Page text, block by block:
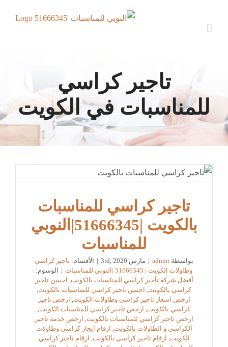
تاجير كراسي
للمناسبات في الكويت
تاجير كراسي للمناسبات
بالكويت |51666345|النوبي
للمناسبات
بواسطة admin
| مارس 3rd, 2020 | الأقسام: تاجير كراسي
وطاولات الكويت | 51666345 |النوبي للمناسبات
|
الوسوم:
أفضل شركة تأجير كراسي للمناسبات بالكويت
احسن تاجير
كراسي بالكويت
احسن تاجير كراسي للمناسبات بالكويت
ارخص اسعار تاجير كراسي وطاولات الكويت
ارخص تاجير
كراسي بالكويت
ارخص تاجير كراسي للمناسبات الكويت
ارخص تاجير كراسي للمناسبات بالكويت
ارخص خدمة تاجير
الكراسي و الطاولات بالكويت
ارقام ايجار كراسي وطاولات
الكويت
ارقام تاجير كراسي بالكويت
ارقام تاجير كراسي